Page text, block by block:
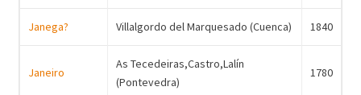
Janega? Villalgordo del Marquesado (Cuenca) 1840
Janeiro
As Tecedeiras,Castro,Lalín
(Pontevedra)
1780